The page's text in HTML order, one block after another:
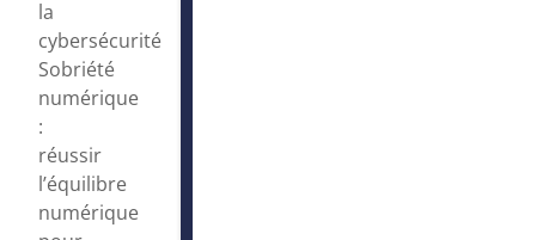
la
cybersécurité
Sobriété
numérique
:
réussir
l’équilibre
numérique